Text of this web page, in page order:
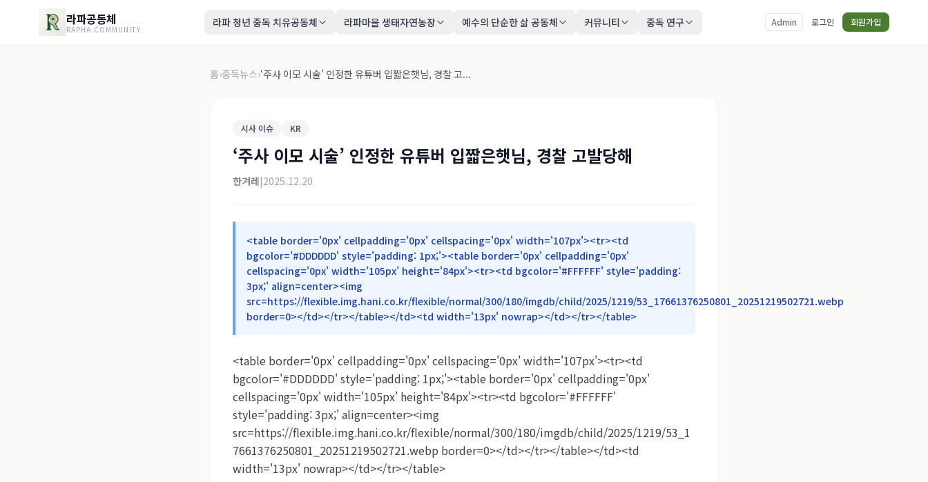
라파공동체
RAPHA COMMUNITY
라파 청년 중독 치유공동체 라파마을 생태자연농장 예수의 단순한 삶 공동체 커뮤니티 중독 연구 Admin 로그인 회원가입
홈›중독뉴스›‘주사 이모 시술’ 인정한 유튜버 입짧은햇님, 경찰 고...
시사 이슈 KR
‘주사 이모 시술’ 인정한 유튜버 입짧은햇님, 경찰 고발당해
한겨레|2025.12.20
<table border='0px' cellpadding='0px' cellspacing='0px' width='107px'><tr><td
bgcolor='#DDDDDD' style='padding: 1px;'><table border='0px' cellpadding='0px'
cellspacing='0px' width='105px' height='84px'><tr><td bgcolor='#FFFFFF' style='padding:
3px;' align=center><img
src=https://flexible.img.hani.co.kr/flexible/normal/300/180/imgdb/child/2025/1219/53_17661376250801_20251219502721.webp
border=0></td></tr></table></td><td width='13px' nowrap></td></tr></table>
<table border='0px' cellpadding='0px' cellspacing='0px' width='107px'><tr><td
bgcolor='#DDDDDD' style='padding: 1px;'><table border='0px' cellpadding='0px'
cellspacing='0px' width='105px' height='84px'><tr><td bgcolor='#FFFFFF'
style='padding: 3px;' align=center><img
src=https://flexible.img.hani.co.kr/flexible/normal/300/180/imgdb/child/2025/1219/53_1
7661376250801_20251219502721.webp border=0></td></tr></table></td><td
width='13px' nowrap></td></tr></table>